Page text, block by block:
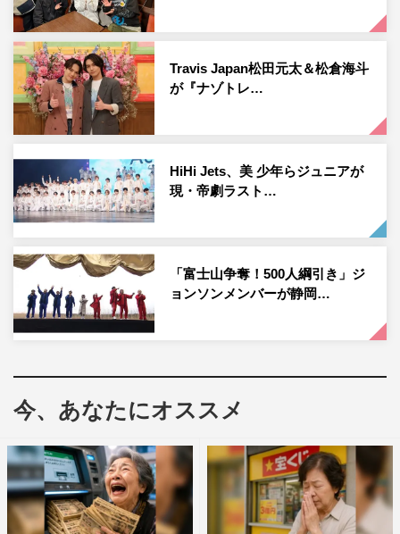
そしてジョンソンメンバーには、助っ人として名門・仙台
育英学園高校サッカー部出身の尾形貴弘（パンサー）、サ
ッカーでインターハイ出場経験を持ち運動神経抜群のお見
送り芸人しんいち、中学時代バスケットボールで全国大会
出場経験のある石田たくみ（カミナリ）が参戦。
芸人軍とアイドル軍に分かれて、『最強スポーツ男子頂上
決戦』の「モンスターボックス」や、「ショットガンタッ
チ」「ワークアウトガイズ」「ビーチフラッグス」などを
『ジョンソン』流にアレンジした4つの競技で対決する。
番組情報
『ジョンソンSP』～エクストリームスポーツマンNo.1決
公式X（旧 Twitter）：＠johnson_tbs
公式Instagram：johnson_tbs
公式TikTok：＠johnson_tbs
Travis Japan松田元太＆松倉海斗
が『ナゾトレ…
HiHi Jets、美 少年らジュニアが
現・帝劇ラスト…
「富士山争奪！500人綱引き」ジ
ョンソンメンバーが静岡…
今、あなたにオススメ